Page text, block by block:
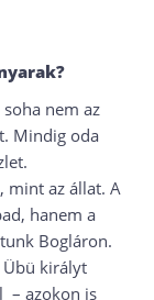
nem az
Mindig oda
mint az állat. A
hanem a
Bogláron.
Übü királyt
– azokon is